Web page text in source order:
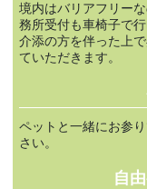
境内はバリアフリー
務所受付も車椅子で
介添の方を伴った上
ていただきます。
ペットと一緒にお参
さい。
自